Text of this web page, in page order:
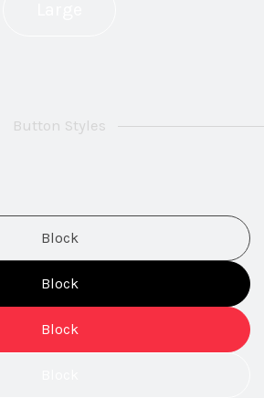
Button Styles
Block
Block
Block